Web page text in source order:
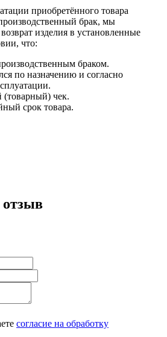
приобретённого товара
брак, мы
изделия в установленные
что:
браком.
по назначению и согласно
(товарный) чек.
срок товара.
отзыв
согласие на обработку